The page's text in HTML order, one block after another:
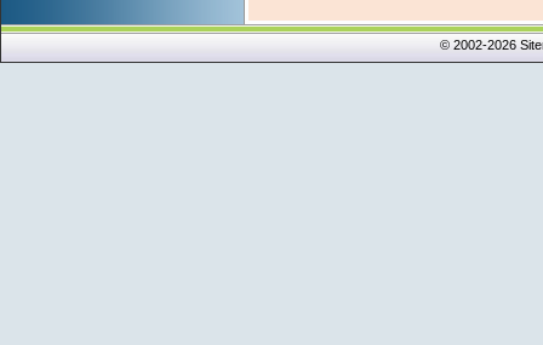
© 2002-2026